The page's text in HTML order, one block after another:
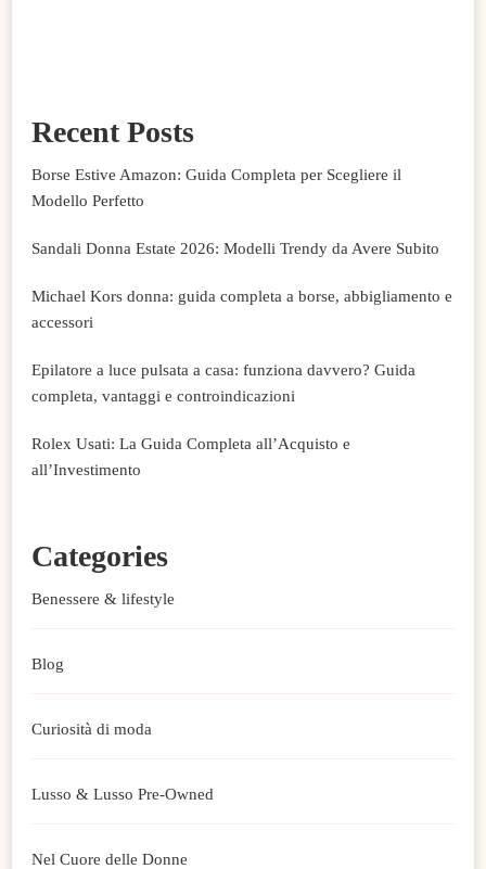
Recent Posts
Borse Estive Amazon: Guida Completa per Scegliere il
Modello Perfetto
Sandali Donna Estate 2026: Modelli Trendy da Avere Subito
Michael Kors donna: guida completa a borse, abbigliamento e
accessori
Epilatore a luce pulsata a casa: funziona davvero? Guida
completa, vantaggi e controindicazioni
Rolex Usati: La Guida Completa all’Acquisto e
all’Investimento
Categories
Benessere & lifestyle
Blog
Curiosità di moda
Lusso & Lusso Pre-Owned
Nel Cuore delle Donne